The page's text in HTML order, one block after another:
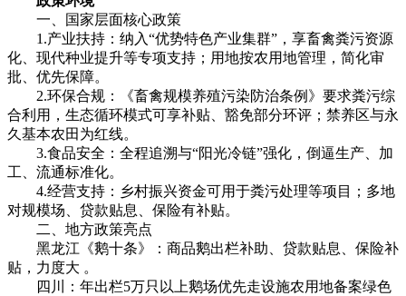
一、国家层面核心政策
1.产业扶持：纳入“优势特色产业集群”，享畜禽粪污资源
化、现代种业提升等专项支持；用地按农用地管理，简化审
批、优先保障。
2.环保合规：《畜禽规模养殖污染防治条例》要求粪污综
合利用，生态循环模式可享补贴、豁免部分环评；禁养区与永
久基本农田为红线。
3.食品安全：全程追溯与“阳光冷链”强化，倒逼生产、加
工、流通标准化。
4.经营支持：乡村振兴资金可用于粪污处理等项目；多地
对规模场、贷款贴息、保险有补贴。
二、地方政策亮点
黑龙江《鹅十条》：商品鹅出栏补助、贷款贴息、保险补
贴，力度大 。
四川：年出栏5万只以上鹅场优先走设施农用地备案绿色